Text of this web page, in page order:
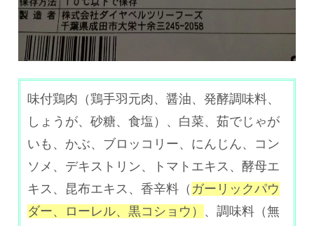
​味付鶏肉（鶏手羽元肉、醤油、発酵調味料、
しょうが、砂糖、食塩） 、 白菜、 茹でじゃが
いも 、 かぶ、 ブロッコリー、 にんじん、 コン
ソメ 、 デキストリン、トマトエキス、酵母エ
キス、昆布エキス、香辛料（ ガーリックパウ
ダー、ローレル、黒コショウ） 、調味料（無